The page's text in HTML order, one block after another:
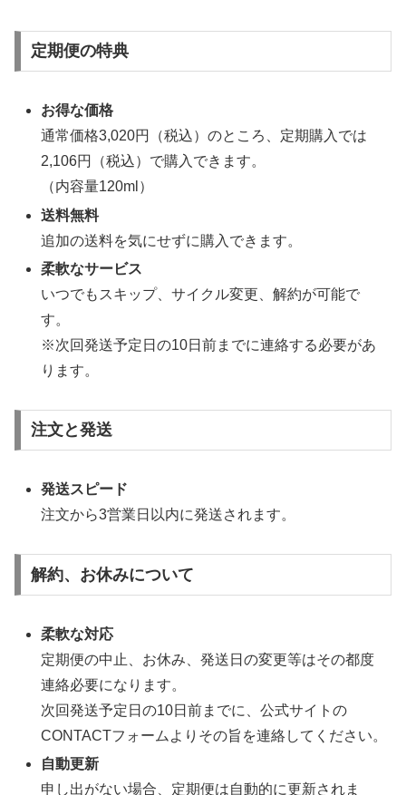
定期便の特典
お得な価格
通常価格3,020円（税込）のところ、定期購入では
2,106円（税込）で購入できます。
（内容量120ml）
送料無料
追加の送料を気にせずに購入できます。
柔軟なサービス
いつでもスキップ、サイクル変更、解約が可能で
す。
※次回発送予定日の10日前までに連絡する必要があ
ります。
注文と発送
発送スピード
注文から3営業日以内に発送されます。
解約、お休みについて
柔軟な対応
定期便の中止、お休み、発送日の変更等はその都度
連絡必要になります。
次回発送予定日の10日前までに、公式サイトの
CONTACTフォームよりその旨を連絡してください。
自動更新
申し出がない場合、定期便は自動的に更新されま